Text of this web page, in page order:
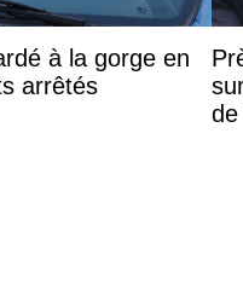
à la gorge en
arrêtés